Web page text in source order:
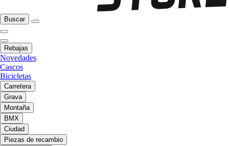
Buscar
Rebajas
Novedades
Cascos
Bicicletas
Carretera
Grava
Montaña
BMX
Ciudad
Piezas de recambio